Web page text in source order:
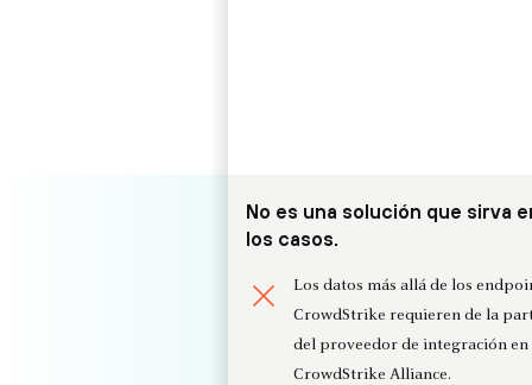
No es una solución que sirva
los casos.
Los datos más allá de los
CrowdStrike requieren de la
del proveedor de integración en
CrowdStrike Alliance.